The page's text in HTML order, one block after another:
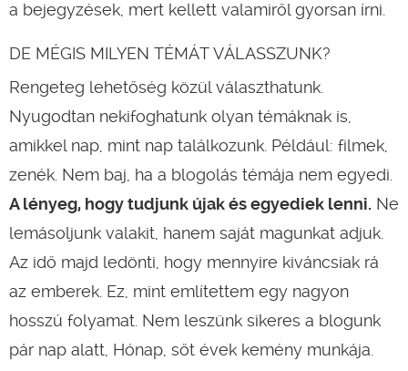
a bejegyzések, mert kellett valamiről gyorsan írni.
DE MÉGIS MILYEN TÉMÁT VÁLASSZUNK?
Rengeteg lehetőség közül választhatunk.
Nyugodtan nekifoghatunk olyan témáknak is,
amikkel nap, mint nap találkozunk. Például: filmek,
zenék. Nem baj, ha a blogolás témája nem egyedi.
A lényeg, hogy tudjunk újak és egyediek lenni. Ne
lemásoljunk valakit, hanem saját magunkat adjuk.
Az idő majd ledönti, hogy mennyire kiváncsiak rá
az emberek. Ez, mint említettem egy nagyon
hosszú folyamat. Nem leszünk sikeres a blogunk
pár nap alatt, Hónap, sőt évek kemény munkája.